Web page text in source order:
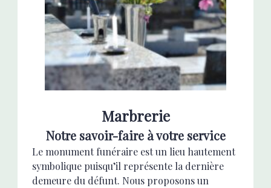
Marbrerie
Notre savoir-faire à votre service
Le monument funéraire est un lieu hautement
symbolique puisqu’il représente la dernière
demeure du défunt. Nous proposons un